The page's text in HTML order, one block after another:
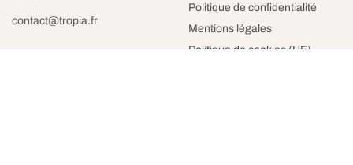
contact@tropia.fr
Politique de confidentialité
Mentions légales
Politique de cookies (UE)